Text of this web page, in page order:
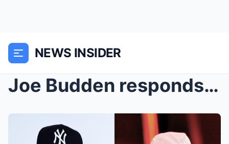
NEWS INSIDER
Joe Budden responds to Eminem disses: ‘I’ve been b...